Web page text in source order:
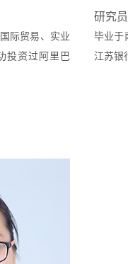
际贸易、实业
投资过阿里巴
研究员
毕业于
江苏银